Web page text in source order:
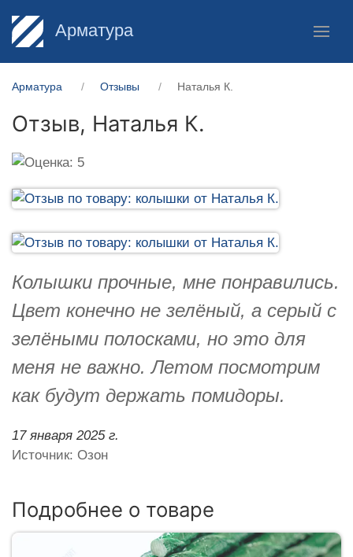
Арматура
Арматура Отзывы Наталья К.
Отзыв, Наталья К.
Колышки прочные, мне понравились.
Цвет конечно не зелёный, а серый с
зелёными полосками, но это для
меня не важно. Летом посмотрим
как будут держать помидоры.
17 января 2025 г.
Источник: Озон
Подробнее о товаре